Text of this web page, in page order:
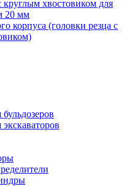
круглым хвостовиком для
20 мм
корпуса (головки резца с